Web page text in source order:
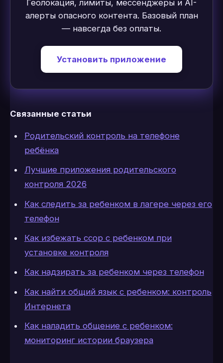
Геолокация, лимиты, мессенджеры и AI-
алерты опасного контента. Базовый план
— навсегда без оплаты.
Установить приложение
Связанные статьи
Родительский контроль на телефоне
ребёнка
Лучшие приложения родительского
контроля 2026
Как следить за ребенком в лагере через его
телефон
Как избежать ссор с ребенком при
установке контроля
Как надзирать за ребенком через телефон
Как найти общий язык с ребенком: контроль
Интернета
Как наладить общение с ребенком:
мониторинг истории браузера